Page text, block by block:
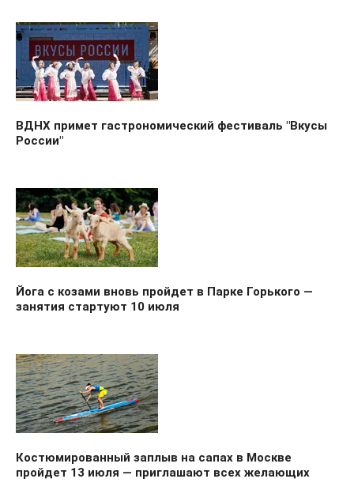
ВДНХ примет гастрономический фестиваль "Вкусы
России"
Йога с козами вновь пройдет в Парке Горького —
занятия стартуют 10 июля
Костюмированный заплыв на сапах в Москве
пройдет 13 июля — приглашают всех желающих